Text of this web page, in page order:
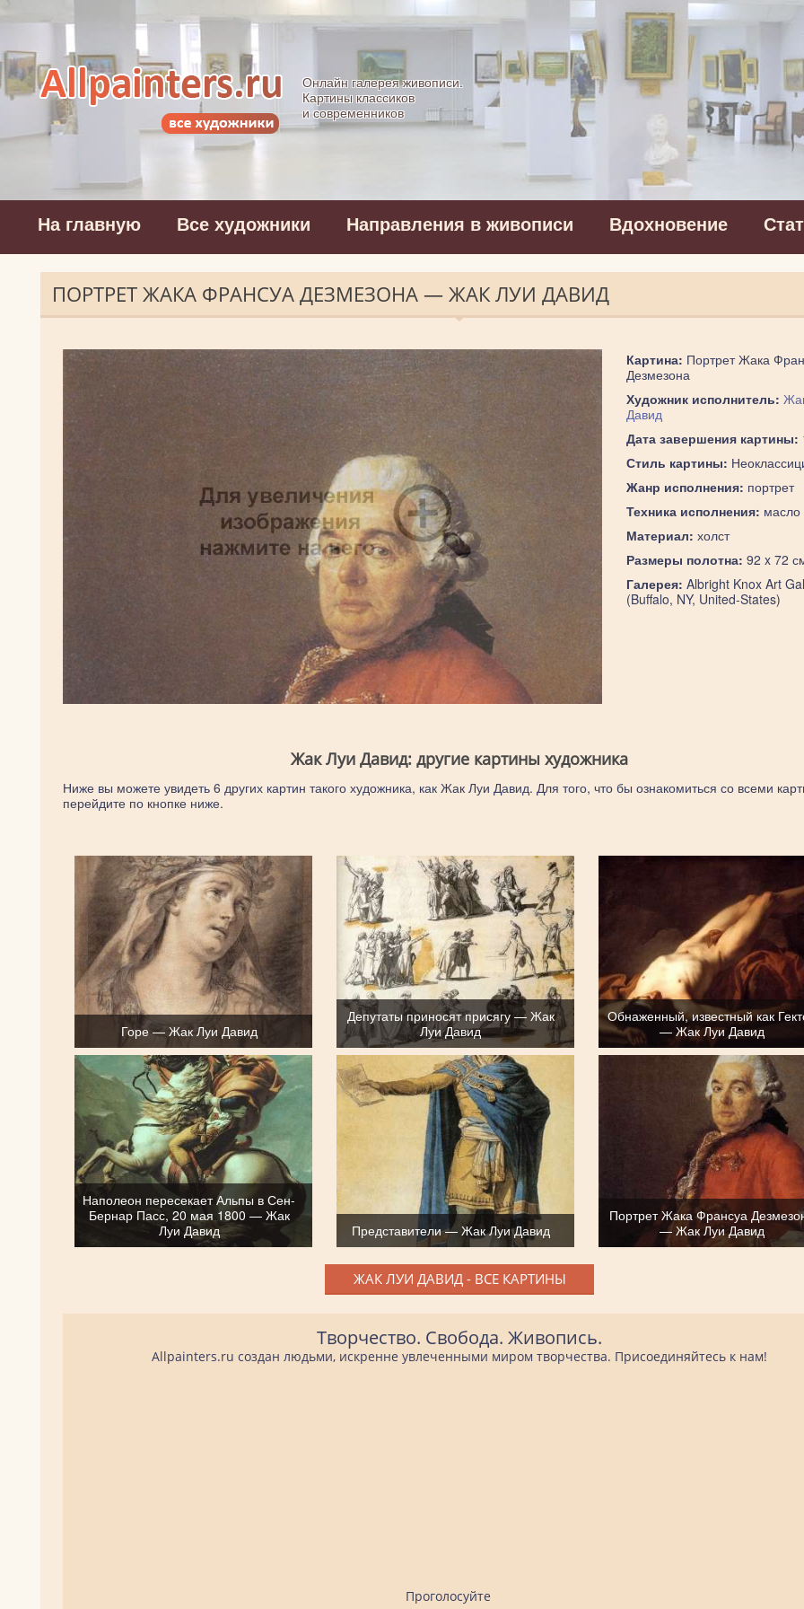
Allpainters.ru - картинная галерея
Онлайн галерея живописи.
Картины классиков
и современников
На главную Все художники Направления в живописи Вдохновение
ПОРТРЕТ ЖАКА ФРАНСУА ДЕЗМЕЗОНА — ЖАК ЛУИ ДАВИД
Картина: Портрет Жака
Дезмезона
Художник исполнитель:
Давид
Дата завершения картины:
Стиль картины:
Жанр исполнения: портрет
Техника исполнения: масло
Материал: холст
Размеры полотна: 92 x 72
Галерея: Albright Knox Art
(Buffalo, NY, United-States)
Жак Луи Давид: другие картины художника
Ниже вы можете увидеть 6 других картин такого художника, как Жак Луи Давид. Для того, что бы ознакомиться со всеми
перейдите по кнопке ниже.
Горе — Жак Луи Давид
Депутаты приносят присягу — Жак
Луи Давид
Обнаженный, известный как
— Жак Луи Давид
Наполеон пересекает Альпы в Сен-
Бернар Пасс, 20 мая 1800 — Жак
Луи Давид
Представители — Жак Луи Давид
Портрет Жака Франсуа
— Жак Луи Давид
ЖАК ЛУИ ДАВИД - ВСЕ КАРТИНЫ
Творчество. Свобода. Живопись.
Allpainters.ru создан людьми, искренне увлеченными миром творчества. Присоединяйтесь к нам!
Проголосуйте